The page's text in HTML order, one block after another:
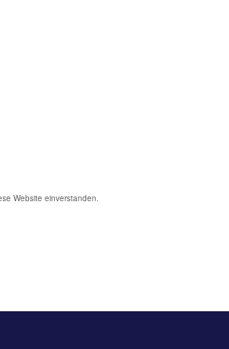
Website einverstanden.